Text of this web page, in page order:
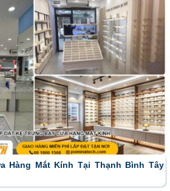
Hàng Mắt Kính Tại Thạnh Bình Tây